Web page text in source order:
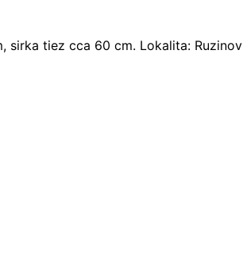
sirka tiez cca 60 cm. Lokalita: Ruzinov